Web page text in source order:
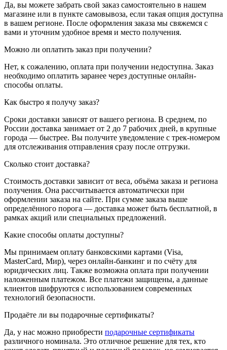
Да, вы можете забрать свой заказ самостоятельно в нашем
магазине или в пункте самовывоза, если такая опция доступна
в вашем регионе. После оформления заказа мы свяжемся с
вами и уточним удобное время и место получения.
Можно ли оплатить заказ при получении?
Нет, к сожалению, оплата при получении недоступна. Заказ
необходимо оплатить заранее через доступные онлайн-
способы оплаты.
Как быстро я получу заказ?
Сроки доставки зависят от вашего региона. В среднем, по
России доставка занимает от 2 до 7 рабочих дней, в крупные
города — быстрее. Вы получите уведомление с трек-номером
для отслеживания отправления сразу после отгрузки.
Сколько стоит доставка?
Стоимость доставки зависит от веса, объёма заказа и региона
получения. Она рассчитывается автоматически при
оформлении заказа на сайте. При сумме заказа выше
определённого порога — доставка может быть бесплатной, в
рамках акций или специальных предложений.
Какие способы оплаты доступны?
Мы принимаем оплату банковскими картами (Visa,
MasterCard, Мир), через онлайн-банкинг и по счёту для
юридических лиц. Также возможна оплата при получении
наложенным платежом. Все платежи защищены, а данные
клиентов шифруются с использованием современных
технологий безопасности.
Продаёте ли вы подарочные сертификаты?
Да, у нас можно приобрести подарочные сертификаты
различного номинала. Это отличное решение для тех, кто